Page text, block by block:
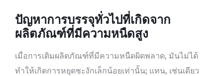
ปัญหาการบรรจุทั่วไปที่เกิดจาก
ผลิตภัณฑ์ที่มีความหนืดสูง
เมื่อการเติมผลิตภัณฑ์ที่มีความหนืดผิดพลาด, มันไม่ได้
ทำให้เกิดการหยุดชะงักเล็กน้อยเท่านั้น; แทน, เช่นเดียว